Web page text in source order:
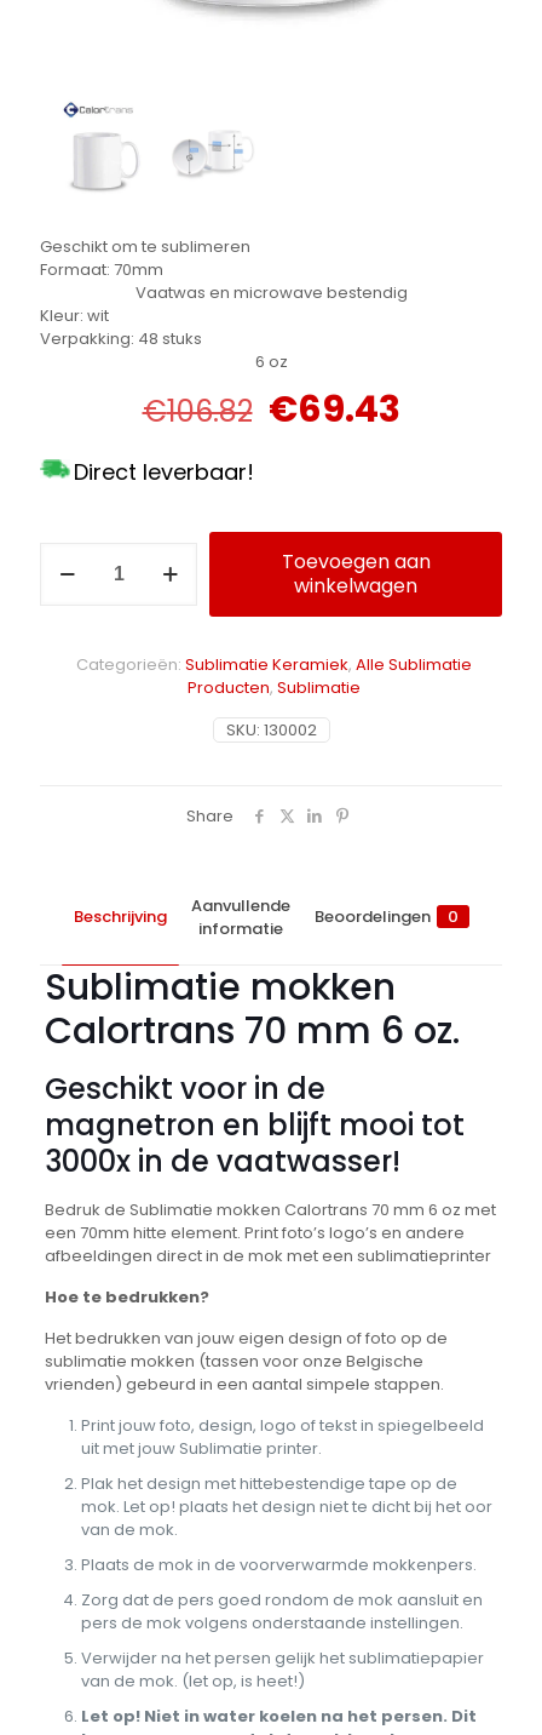
Geschikt om te sublimeren
Formaat: 70mm
Vaatwas en microwave bestendig
Kleur: wit
Verpakking: 48 stuks
6 oz
€106.82 Oorspronkelijke
€69.43Huidige
Direct leverbaar!
mokken
Toevoegen aan
winkelwagen
Alternative:
SKU: 130002
Categorieën: Sublimatie Keramiek, Alle Sublimatie
Producten, Sublimatie
Share
Beschrijving
Aanvullende
informatie
Beoordelingen 0
Sublimatie mokken
Calortrans 70 mm 6 oz.
Geschikt voor in de
magnetron en blijft mooi tot
3000x in de vaatwasser!
Bedruk de Sublimatie mokken Calortrans 70 mm 6 oz met
een 70mm hitte element. Print foto’s logo’s en andere
afbeeldingen direct in de mok met een sublimatieprinter
Hoe te bedrukken?
Het bedrukken van jouw eigen design of foto op de
sublimatie mokken (tassen voor onze Belgische
vrienden) gebeurd in een aantal simpele stappen.
Print jouw foto, design, logo of tekst in spiegelbeeld
uit met jouw Sublimatie printer.
Plak het design met hittebestendige tape op de
mok. Let op! plaats het design niet te dicht bij het oor
van de mok.
Plaats de mok in de voorverwarmde mokkenpers.
Zorg dat de pers goed rondom de mok aansluit en
pers de mok volgens onderstaande instellingen.
Verwijder na het persen gelijk het sublimatiepapier
van de mok. (let op, is heet!)
Let op! Niet in water koelen na het persen. Dit